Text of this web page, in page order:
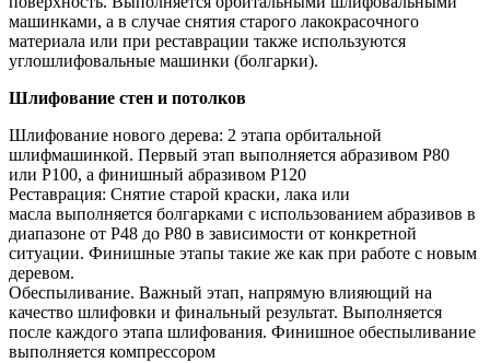
машинками, а в случае снятия старого лакокрасочного
материала или при реставрации также используются
углошлифовальные машинки (болгарки).
Шлифование стен и потолков
Шлифование нового дерева: 2 этапа орбитальной
шлифмашинкой. Первый этап выполняется абразивом Р80
или Р100, а финишный абразивом P120
Реставрация: Снятие старой краски, лака или
масла выполняется болгарками с использованием абразивов в
диапазоне от P48 до P80 в зависимости от конкретной
ситуации. Финишные этапы такие же как при работе с новым
деревом.
Обеспыливание. Важный этап, напрямую влияющий на
качество шлифовки и финальный результат. Выполняется
после каждого этапа шлифования. Финишное обеспыливание
выполняется компрессором